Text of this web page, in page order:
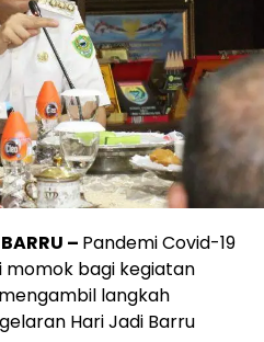
– Pandemi Covid-19
momok bagi kegiatan
langkah
Hari Jadi Barru